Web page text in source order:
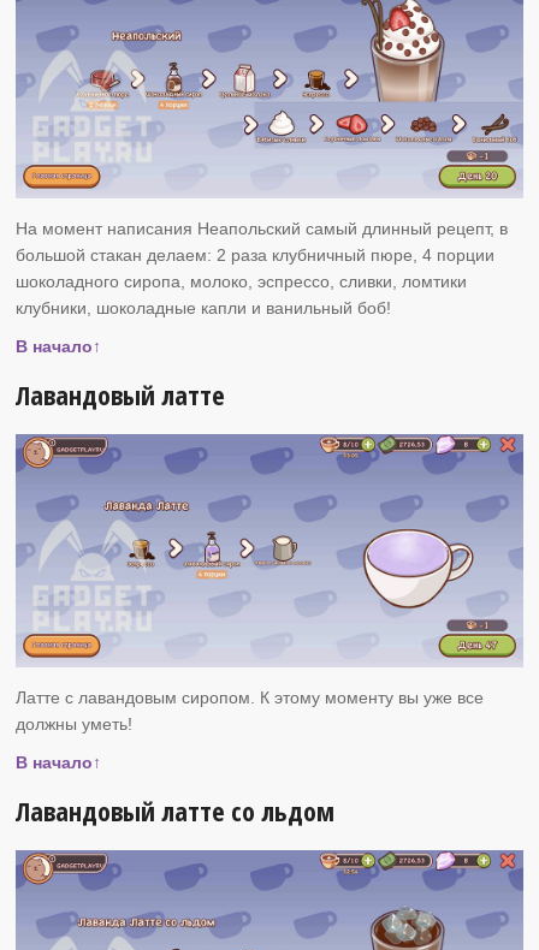
На момент написания Неапольский самый длинный рецепт, в
большой стакан делаем: 2 раза клубничный пюре, 4 порции
шоколадного сиропа, молоко, эспрессо, сливки, ломтики
клубники, шоколадные капли и ванильный боб!
В начало↑
Лавандовый латте
Латте с лавандовым сиропом. К этому моменту вы уже все
должны уметь!
В начало↑
Лавандовый латте со льдом